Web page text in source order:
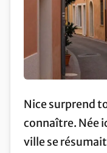
Nice surprend
connaître. Née
ville se